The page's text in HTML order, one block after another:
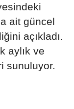
ait güncel
açıkladı.
aylık ve
sunuluyor.